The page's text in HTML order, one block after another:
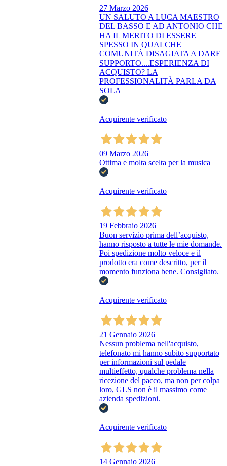
27 Marzo 2026
UN SALUTO A LUCA MAESTRO
DEL BASSO E AD ANTONIO CHE
HA IL MERITO DI ESSERE
SPESSO IN QUALCHE
COMUNITÀ DISAGIATA A DARE
SUPPORTO....ESPERIENZA DI
ACQUISTO? LA
PROFESSIONALITÀ PARLA DA
SOLA
Acquirente verificato
09 Marzo 2026
Ottima e molta scelta per la musica
Acquirente verificato
19 Febbraio 2026
Buon servizio prima dell’acquisto,
hanno risposto a tutte le mie domande.
Poi spedizione molto veloce e il
prodotto era come descritto, per il
momento funziona bene. Consigliato.
Acquirente verificato
21 Gennaio 2026
Nessun problema nell'acquisto,
telefonato mi hanno subito supportato
per informazioni sul pedale
multieffetto, qualche problema nella
ricezione del pacco, ma non per colpa
loro, GLS non è il massimo come
azienda spedizioni.
Acquirente verificato
14 Gennaio 2026